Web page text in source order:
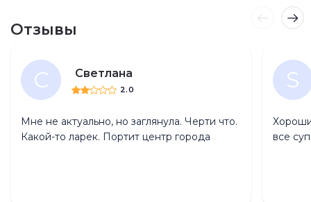
Отзывы
С Светлана
2.0
Мне не актуально, но заглянула. Черти что.
Какой-то ларек. Портит центр города
S
все